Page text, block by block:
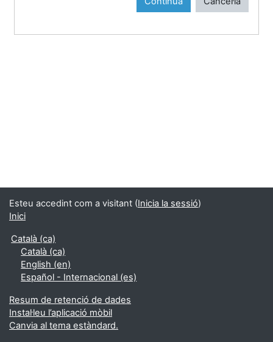
Esteu accedint com a visitant (Inicia la sessió)
Inici
Català ‎(ca)‎
Català ‎(ca)‎
English ‎(en)‎
Español - Internacional ‎(es)‎
Resum de retenció de dades
Instal·leu l’aplicació mòbil
Canvia al tema estàndard.